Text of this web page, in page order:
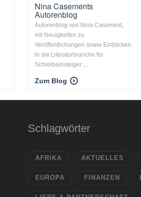
Nina Casements
Autorenblog
Autorenblog von Nina Casement,
mit Neuigkeiten zu
Veröffentlichungen sowie Einblicken
in die Literaturbranche für
Schreibeinsteiger ...
Zum Blog
Schlagwörter
AFRIKA AKTUELLES
EUROPA FINANZEN